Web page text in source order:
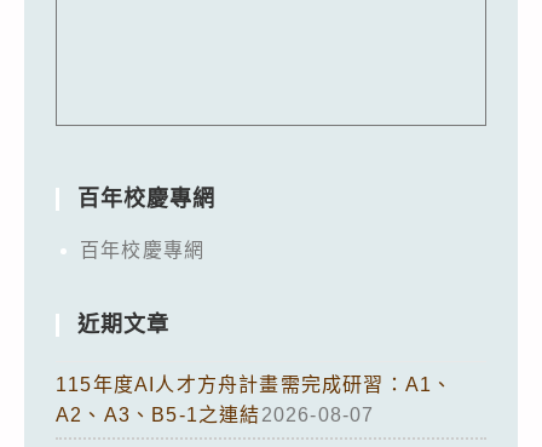
百年校慶專網
百年校慶專網
近期文章
115年度AI人才方舟計畫需完成研習：A1、
A2、A3、B5-1之連結2026-08-07